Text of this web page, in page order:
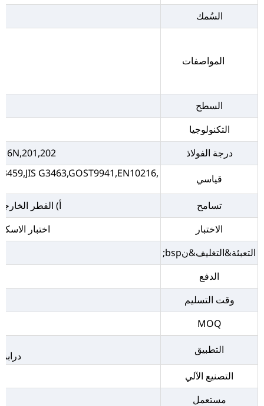
السُمك
المواصفات
السطح
التكنولوجيا
درجة الفولاذ
قياسي
G3463,GOST9941,EN10216,
تسامح
أ) القطر الخارجي: +/- 0.5 مم ب) السماكة: +/- 0.05 مم ج)
الاختبار
اختبار
التعبئة&التغليف&نbsp;
الدفع
وقت التسليم
MOQ
التطبيق
التصنيع الآلي
مستعمل